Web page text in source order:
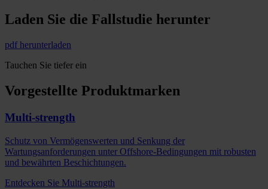
Laden Sie die Fallstudie herunter
pdf herunterladen
Tauchen Sie tiefer ein
Vorgestellte Produktmarken
Multi-strength
Schutz von Vermögenswerten und Senkung der
Wartungsanforderungen unter Offshore-Bedingungen mit robusten
und bewährten Beschichtungen.
Entdecken Sie Multi-strength